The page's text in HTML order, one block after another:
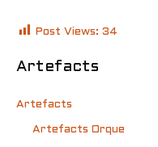
Post Views: 34
Artefacts
Artefacts
Artefacts Orque